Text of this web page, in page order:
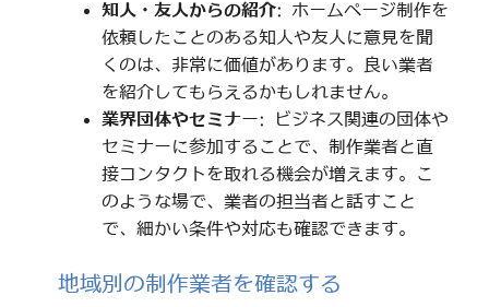
知人・友人からの紹介: ホームページ制作を
依頼したことのある知人や友人に意見を聞
くのは、非常に価値があります。良い業者
を紹介してもらえるかもしれません。
業界団体やセミナー: ビジネス関連の団体や
セミナーに参加することで、制作業者と直
接コンタクトを取れる機会が増えます。こ
のような場で、業者の担当者と話すこと
で、細かい条件や対応も確認できます。
地域別の制作業者を確認する